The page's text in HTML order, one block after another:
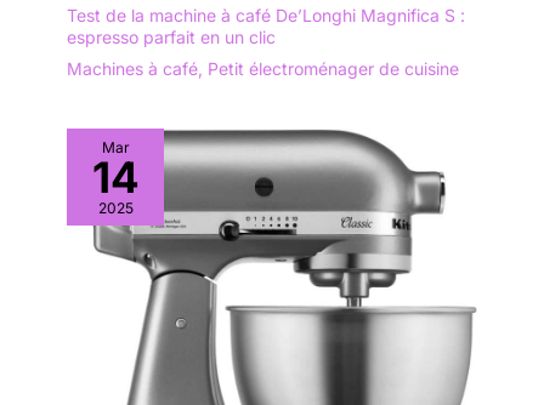
Test de la machine à café De’Longhi Magnifica S :
espresso parfait en un clic
Machines à café Petit électroménager de cuisine
Mar
14
2025